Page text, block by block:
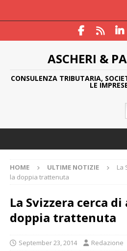
ASCHERI &
CONSULENZA TRIBUTARIA,
LE
HOME ULTIME NOTIZIE
La
la doppia trattenuta
La Svizzera cerca
doppia trattenuta
September 23, 2014 Redazione